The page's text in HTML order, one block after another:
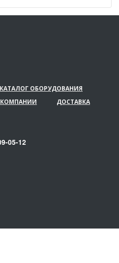
КАТАЛОГ ОБОРУДОВАНИЯ
ДОСТАВКА
05-12